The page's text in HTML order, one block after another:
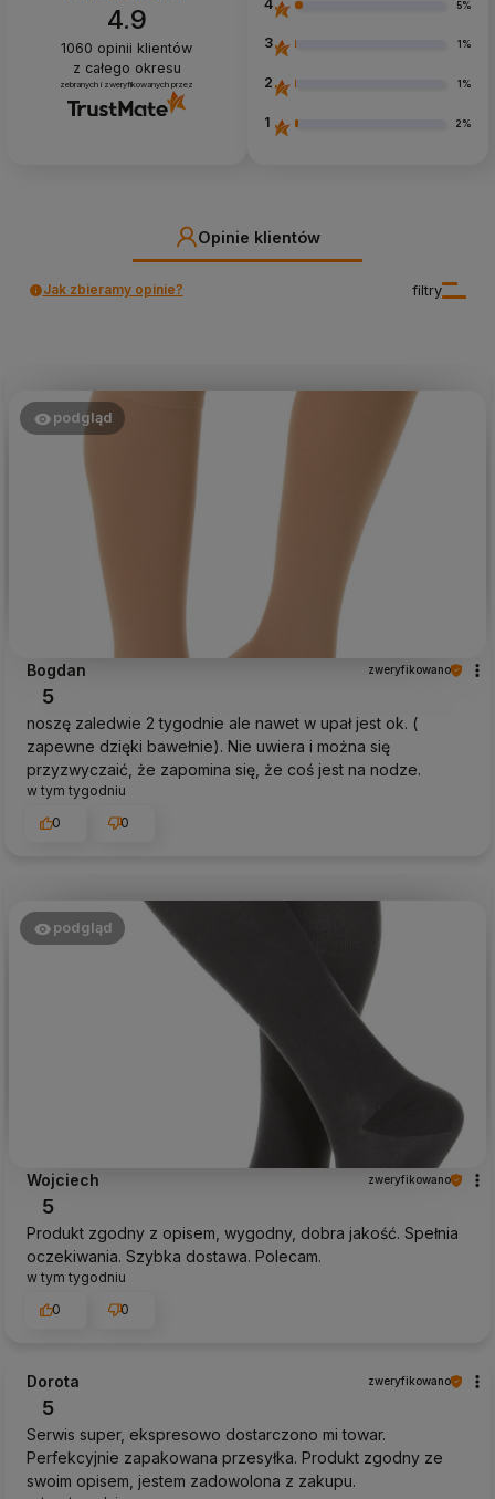
4.9
1060 opinii klientów
z całego okresu
zebranych i zweryfikowanych przez
4 5%
3 1%
2 1%
1 2%
Opinie klientów
filtry
Jak zbieramy opinie?
podgląd
Bogdan zweryfikowano
5
noszę zaledwie 2 tygodnie ale nawet w upał jest ok. (
zapewne dzięki bawełnie). Nie uwiera i można się
przyzwyczaić, że zapomina się, że coś jest na nodze.
w tym tygodniu
0
0
podgląd
Wojciech zweryfikowano
5
Produkt zgodny z opisem, wygodny, dobra jakość. Spełnia
oczekiwania. Szybka dostawa. Polecam.
w tym tygodniu
0
0
Dorota zweryfikowano
5
Serwis super, ekspresowo dostarczono mi towar.
Perfekcyjnie zapakowana przesyłka. Produkt zgodny ze
swoim opisem, jestem zadowolona z zakupu.